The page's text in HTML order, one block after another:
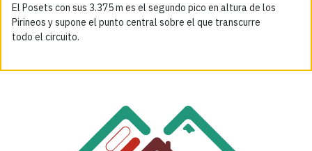
El Posets con sus 3.375 m es el segundo pico en altura de los
Pirineos y supone el punto central sobre el que transcurre
todo el circuito.